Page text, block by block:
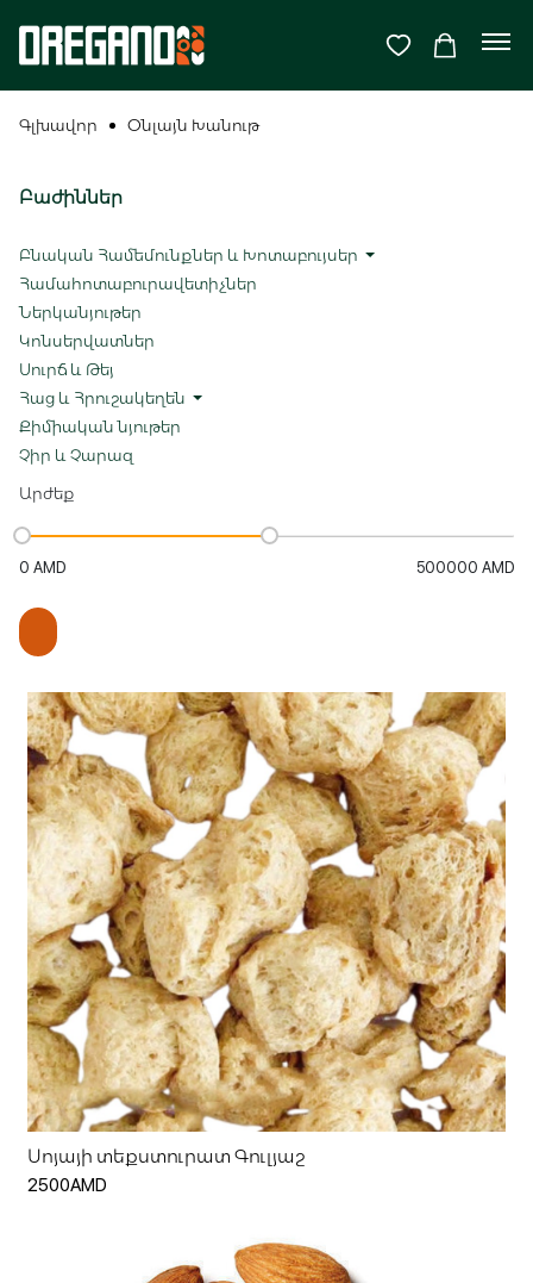
Գլխավոր Օնլայն Խանութ
Բաժիններ
Բնական Համեմունքներ և Խոտաբույսեր
Համահոտաբուրավետիչներ
Ներկանյութեր
Կոնսերվատներ
Սուրճ և Թեյ
Հաց և Հրուշակեղեն
Քիմիական նյութեր
Չիր և Չարազ
Արժեք
0 AMD 500000 AMD
Սոյայի տեքստուրատ Գուլյաշ
2500AMD
Ավելացնել զամբյուղ